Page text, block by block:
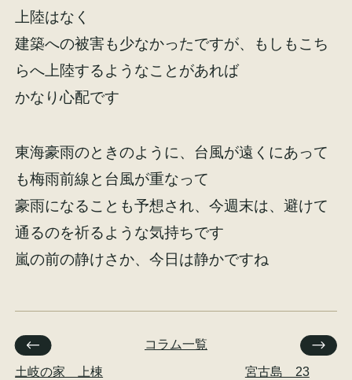
上陸はなく
建築への被害も少なかったですが、もしもこち
らへ上陸するようなことがあれば
かなり心配です
東海豪雨のときのように、台風が遠くにあって
も梅雨前線と台風が重なって
豪雨になることも予想され、今週末は、避けて
通るのを祈るような気持ちです
嵐の前の静けさか、今日は静かですね
土岐の家 上棟
コラム一覧
宮古島 23
資料請求